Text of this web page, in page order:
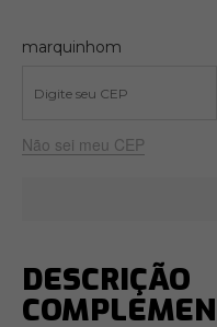
marquinhom
Não sei meu CEP
DESCRIÇÃO